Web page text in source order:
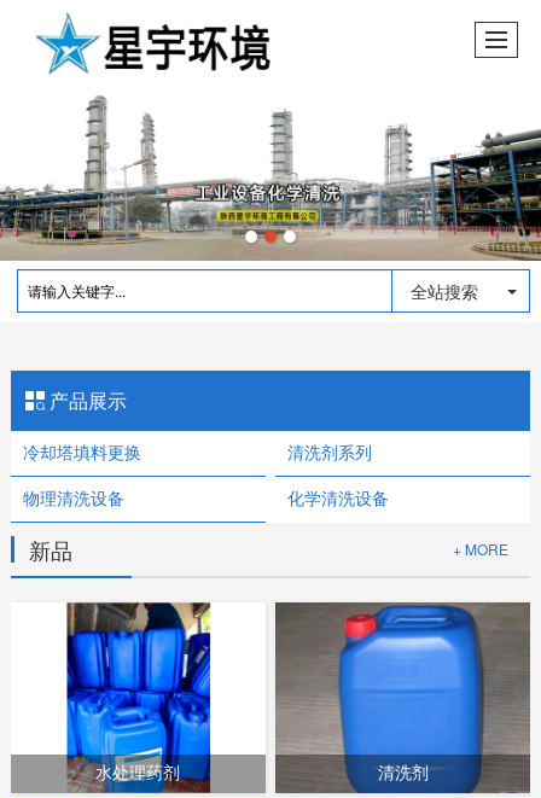
全站搜索
产品展示
冷却塔填料更换 清洗剂系列
物理清洗设备 化学清洗设备
新品 + MORE
水处理药剂 清洗剂